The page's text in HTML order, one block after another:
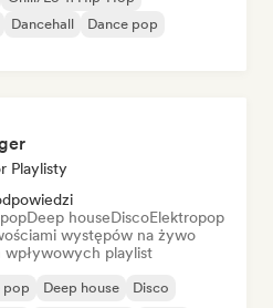
Dancehall
Dance pop
Playlisty
Deep houseDiscoElektropop
występów na żywo
playlist
pop Deep house
Disco